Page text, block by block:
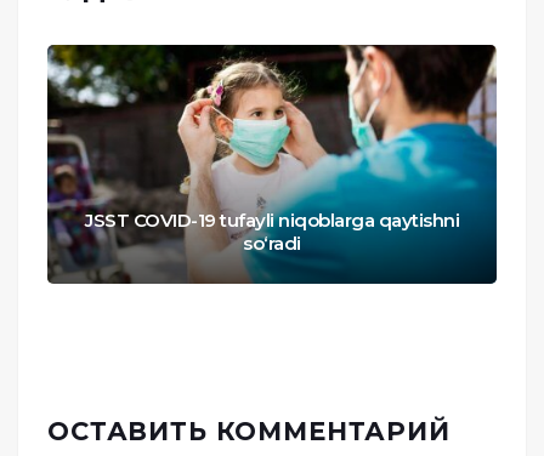
JSST COVID-19 tufayli niqoblarga qaytishni
so‘radi
ОСТАВИТЬ КОММЕНТАРИЙ